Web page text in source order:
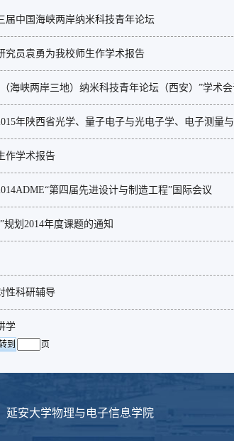
届中国海峡两岸纳米科技青年论坛
究员袁勇为我校师生作学术报告
海峡两岸三地）纳米科技青年论坛（西安）”学术会
年陕西省光学、量子电子与光电子学、电子测量
作学术报告
第四届先进设计与制造工程”国际会议
划2014年度课题的通知
性科研辅导
学
页
子信息学院